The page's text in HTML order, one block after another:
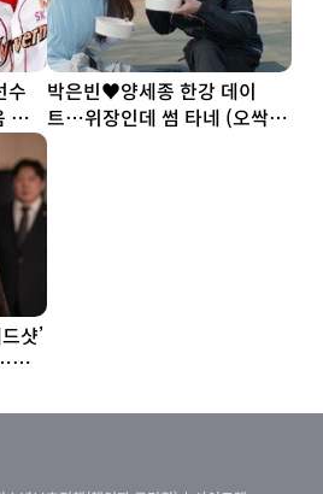
수
참
박은빈♥양세종 한강 데이
트…위장인데 썸 타네 (오싹한
샷’
대